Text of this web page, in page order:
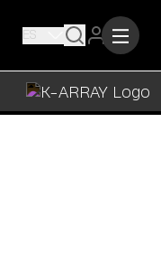
ES